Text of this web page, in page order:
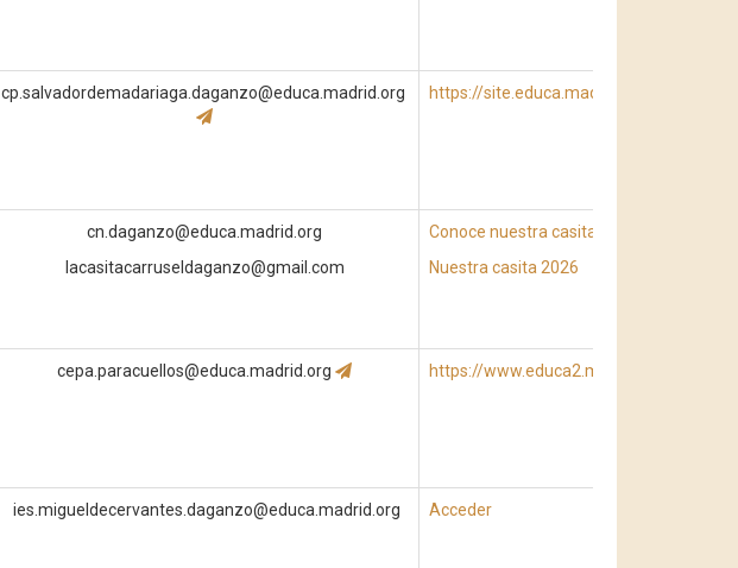
cp.salvadordemadariaga.daganzo@educa.madrid.org https://site.educa.madrid.org/
cn.daganzo@educa.madrid.org
lacasitacarruseldaganzo@gmail.com
Conoce nuestra casita
Nuestra casita 2026
cepa.paracuellos@educa.madrid.org https://www.educa2.madrid.org/web/
ies.migueldecervantes.daganzo@educa.madrid.org Acceder